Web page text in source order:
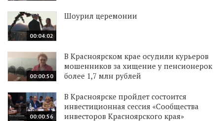
00:04:02
Шоурил церемонии
00:00:50
В Красноярском крае осудили курьеров
мошенников за хищение у пенсионерок
более 1,7 млн рублей
00:00:56
В Красноярске пройдет состоится
инвестиционная сессия «Сообщества
инвесторов Красноярского края»